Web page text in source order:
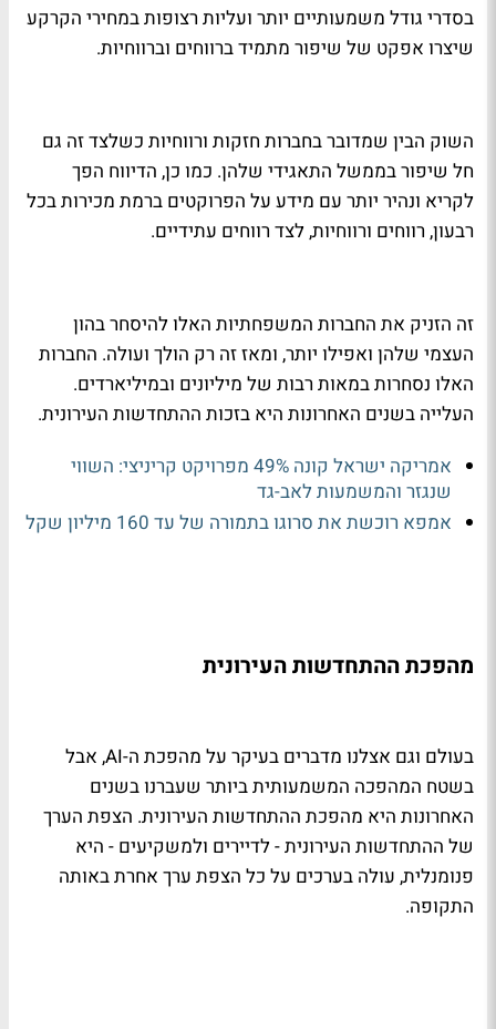
בסדרי גודל משמעותיים יותר ועליות רצופות במחירי הקרקע
שיצרו אפקט של שיפור מתמיד ברווחים וברווחיות.
השוק הבין שמדובר בחברות חזקות ורווחיות כשלצד זה גם
חל שיפור בממשל התאגידי שלהן. כמו כן, הדיווח הפך
לקריא ונהיר יותר עם מידע על הפרוקטים ברמת מכירות בכל
רבעון, רווחים ורווחיות, לצד רווחים עתידיים.
זה הזניק את החברות המשפחתיות האלו להיסחר בהון
העצמי שלהן ואפילו יותר, ומאז זה רק הולך ועולה. החברות
האלו נסחרות במאות רבות של מיליונים ובמיליארדים.
העלייה בשנים האחרונות היא בזכות ההתחדשות העירונית.
אמריקה ישראל קונה 49% מפרויקט קריניצי: השווי
שנגזר והמשמעות לאב-גד
אמפא רוכשת את סרוגו בתמורה של עד 160 מיליון שקל
מהפכת ההתחדשות העירונית
בעולם וגם אצלנו מדברים בעיקר על מהפכת ה-AI, אבל
בשטח המהפכה המשמעותית ביותר שעברנו בשנים
האחרונות היא מהפכת ההתחדשות העירונית. הצפת הערך
של ההתחדשות העירונית - לדיירים ולמשקיעים - היא
פנומנלית, עולה בערכים על כל הצפת ערך אחרת באותה
התקופה.